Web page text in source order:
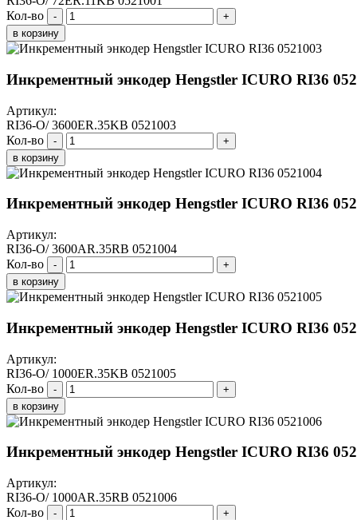
Кол-во
-
+
в корзину
Инкрементный энкодер Hengstler ICURO RI36
Артикул:
RI36-O/ 3600ER.35KB 0521003
Кол-во
-
+
в корзину
Инкрементный энкодер Hengstler ICURO RI36
Артикул:
RI36-O/ 3600AR.35RB 0521004
Кол-во
-
+
в корзину
Инкрементный энкодер Hengstler ICURO RI36
Артикул:
RI36-O/ 1000ER.35KB 0521005
Кол-во
-
+
в корзину
Инкрементный энкодер Hengstler ICURO RI36
Артикул:
RI36-O/ 1000AR.35RB 0521006
Кол-во
-
+